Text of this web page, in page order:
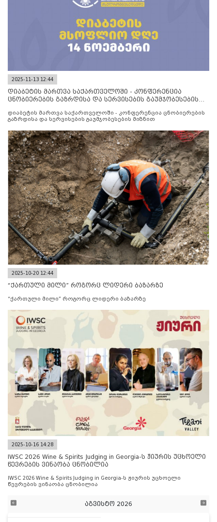
2025-11-13 12:44
დიაბეტის მართვა საქართველოში - კონფერენცია
ცნობიერების გაზრდისა და სერვისების გაუმჯობესების
დიაბეტის მართვა საქართველოში - კონფერენცია ცნობიერების
გაზრდისა და სერვისების გაუმჯობესების მიზნით
2025-10-20 12:44
“ქართული მილი” როგორც ლიდერი ბაზარზე
“ქართული მილი” როგორც ლიდერი ბაზარზე
2025-10-16 14:28
IWSC 2026 Wine & Spirits Judging in Georgia-ს ჟიურის უცხოელი
წევრების ვინაობა ცნობილია
IWSC 2026 Wine & Spirits Judging in Georgia-ს ჟიურის უცხოელი
წევრების ვინაობა ცნობილია
აგვისტო 2026